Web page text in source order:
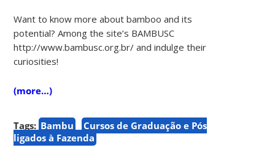
Want to know more about bamboo and its
potential? Among the site’s BAMBUSC
http://www.bambusc.org.br/ and indulge their
curiosities!
(more…)
Tags: Bambu
Cursos de Graduação e Pós
ligados à Fazenda